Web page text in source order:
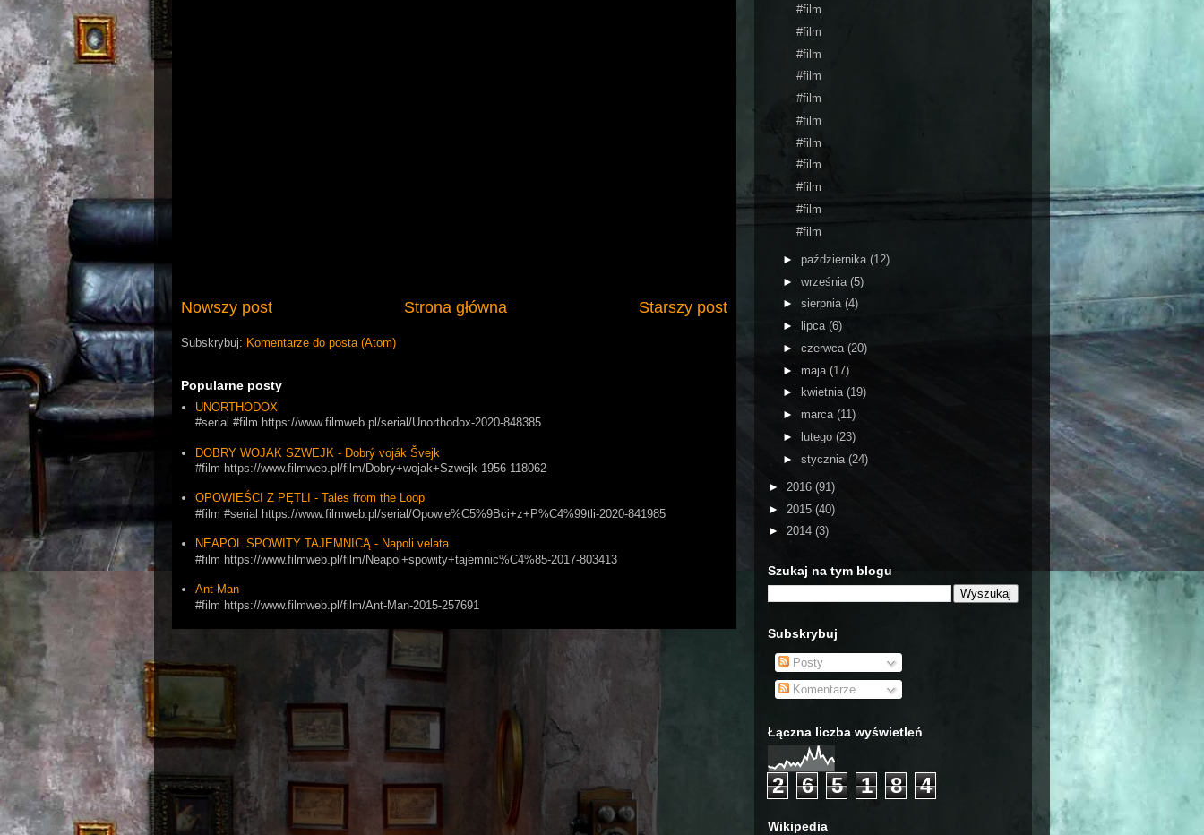
Nowszy post Starszy post
Strona główna
Subskrybuj: Komentarze do posta (Atom)
Popularne posty
UNORTHODOX
#serial #film https://www.filmweb.pl/serial/Unorthodox-2020-848385
DOBRY WOJAK SZWEJK - Dobrý voják Švejk
#film https://www.filmweb.pl/film/Dobry+wojak+Szwejk-1956-118062
OPOWIEŚCI Z PĘTLI - Tales from the Loop
#film #serial https://www.filmweb.pl/serial/Opowie%C5%9Bci+z+P%C4%99tli-2020-841985
NEAPOL SPOWITY TAJEMNICĄ - Napoli velata
#film https://www.filmweb.pl/film/Neapol+spowity+tajemnic%C4%85-2017-803413
Ant-Man
#film https://www.filmweb.pl/film/Ant-Man-2015-257691
#film
#film
#film
#film
#film
#film
#film
#film
#film
#film
#film
► października (12)
► września (5)
► sierpnia (4)
►
lipca (6)
► czerwca (20)
► maja (17)
►
kwietnia (19)
► marca (11)
►
lutego (23)
► stycznia (24)
► 2016 (91)
► 2015 (40)
► 2014 (3)
Szukaj na tym blogu
Subskrybuj
Posty
Komentarze
Łączna liczba wyświetleń
2 6 5 1 8 4
Wikipedia